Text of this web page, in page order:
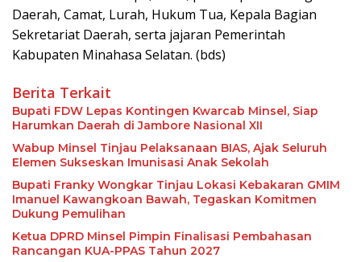
Daerah, Camat, Lurah, Hukum Tua, Kepala Bagian
Sekretariat Daerah, serta jajaran Pemerintah
Kabupaten Minahasa Selatan. (bds)
Berita Terkait
Bupati FDW Lepas Kontingen Kwarcab Minsel, Siap
Harumkan Daerah di Jambore Nasional XII
Wabup Minsel Tinjau Pelaksanaan BIAS, Ajak Seluruh
Elemen Sukseskan Imunisasi Anak Sekolah
Bupati Franky Wongkar Tinjau Lokasi Kebakaran GMIM
Imanuel Kawangkoan Bawah, Tegaskan Komitmen
Dukung Pemulihan
Ketua DPRD Minsel Pimpin Finalisasi Pembahasan
Rancangan KUA-PPAS Tahun 2027